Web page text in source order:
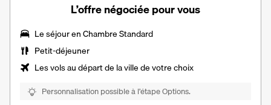
L’offre négociée pour vous
Le séjour en Chambre Standard
Petit-déjeuner
Les vols au départ de la ville de votre choix
Personnalisation possible à l’étape Options.